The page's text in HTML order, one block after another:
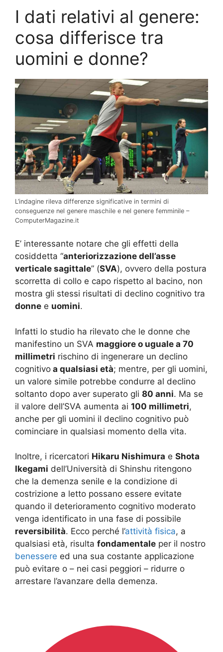
I dati relativi al genere:
cosa differisce tra
uomini e donne?
L’indagine rileva differenze significative in termini di
conseguenze nel genere maschile e nel genere femminile –
ComputerMagazine.it
E’ interessante notare che gli effetti della
cosiddetta “anteriorizzazione dell’asse
verticale sagittale” (SVA), ovvero della postura
scorretta di collo e capo rispetto al bacino, non
mostra gli stessi risultati di declino cognitivo tra
donne e uomini.
Infatti lo studio ha rilevato che le donne che
manifestino un SVA maggiore o uguale a 70
millimetri rischino di ingenerare un declino
cognitivo a qualsiasi età; mentre, per gli uomini,
un valore simile potrebbe condurre al declino
soltanto dopo aver superato gli 80 anni. Ma se
il valore dell’SVA aumenta ai 100 millimetri,
anche per gli uomini il declino cognitivo può
cominciare in qualsiasi momento della vita.
Inoltre, i ricercatori Hikaru Nishimura e Shota
Ikegami dell’Università di Shinshu ritengono
che la demenza senile e la condizione di
costrizione a letto possano essere evitate
quando il deterioramento cognitivo moderato
venga identificato in una fase di possibile
reversibilità. Ecco perché l’attività fisica, a
qualsiasi età, risulta fondamentale per il nostro
benessere ed una sua costante applicazione
può evitare o – nei casi peggiori – ridurre o
arrestare l’avanzare della demenza.